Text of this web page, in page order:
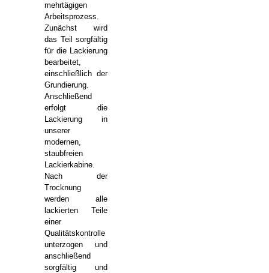
mehrtägigen
Arbeitsprozess.
Zunächst wird
das Teil sorgfältig
für die Lackierung
bearbeitet,
einschließlich der
Grundierung.
Anschließend
erfolgt die
Lackierung in
unserer
modernen,
staubfreien
Lackierkabine.
Nach der
Trocknung
werden alle
lackierten Teile
einer
Qualitätskontrolle
unterzogen und
anschließend
sorgfältig und